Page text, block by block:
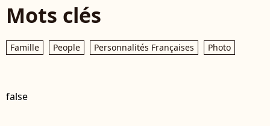
Mots clés
Famille People Personnalités Françaises Photo
false